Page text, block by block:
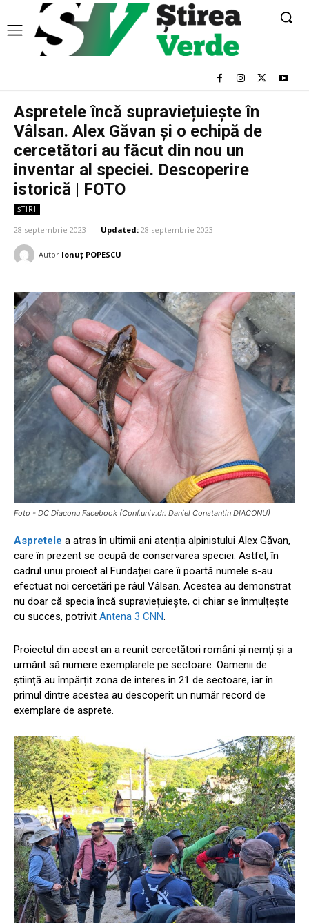
Aspretele încă supraviețuiește în
Vâlsan. Alex Găvan și o echipă de
cercetători au făcut din nou un
inventar al speciei. Descoperire
istorică | FOTO
ȘTIRI
28 septembrie 2023 Updated: 28 septembrie 2023
Autor Ionuț POPESCU
Foto - DC Diaconu Facebook (Conf.univ.dr. Daniel Constantin DIACONU)
Aspretele a atras în ultimii ani atenția alpinistului Alex Găvan,
care în prezent se ocupă de conservarea speciei. Astfel, în
cadrul unui proiect al Fundației care îi poartă numele s-au
efectuat noi cercetări pe râul Vâlsan. Acestea au demonstrat
nu doar că specia încă supraviețuiește, ci chiar se înmulțește
cu succes, potrivit Antena 3 CNN.
Proiectul din acest an a reunit cercetători români și nemți și a
urmărit să numere exemplarele pe sectoare. Oamenii de
știință au împărțit zona de interes în 21 de sectoare, iar în
primul dintre acestea au descoperit un număr record de
exemplare de asprete.